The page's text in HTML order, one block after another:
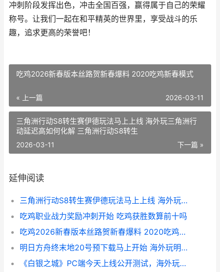
冲刺阶段发挥出色，冲击全国百强，赢得属于自己的荣耀
称号。让我们一起在和平精英的世界里，享受战斗的乐
趣，追求更高的荣誉吧！
吃鸡2026新春版本丝路贺新春爆料 2020吃鸡新春模式
« 上一篇 2026-03-11
三角洲行动S8转生赛伊德玩法马上上线 海外玩三角洲行
动延迟高如何化解 三角洲行动S8转生
下一篇 »
2026-03-11
延伸阅读
三角洲行动S8转生赛伊德玩法马上上线 海外玩三角洲行动延迟高如何化解 三角洲行动S8转生
吃鸡职业战力奖励冲刺开始 吃鸡获胜数算前十吗
吃鸡2026新春版本丝路贺新春爆料 2020吃鸡新春模式
明日方舟终末地20号预下载马上开始 海外玩明日方舟终末地延迟高如何化解 明日方舟终末地配置要求
《白银之城》PC端今天上线公开测试，海外玩家靠它解开蒸汽朋克侦探世界 《白银之城》游戏特色